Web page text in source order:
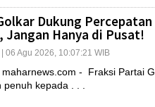
Dukung
Jangan Hanya di Pusat!
| 06 Agu 2026, 10:07:21 WIB
maharnews.com - Fraksi Partai
penuh kepada . . .